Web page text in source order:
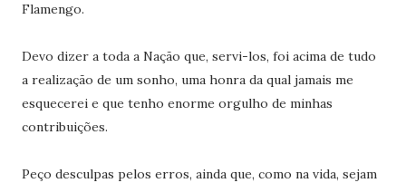
Flamengo.
Devo dizer a toda a Nação que, servi-los, foi acima de tudo
a realização de um sonho, uma honra da qual jamais me
esquecerei e que tenho enorme orgulho de minhas
contribuições.
Peço desculpas pelos erros, ainda que, como na vida, sejam